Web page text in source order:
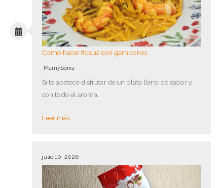
Como hacer fideuá con gambones
MamySonia
Si te apetece disfrutar de un plato lleno de sabor y
con todo el aroma…
Leer más
julio 10, 2026